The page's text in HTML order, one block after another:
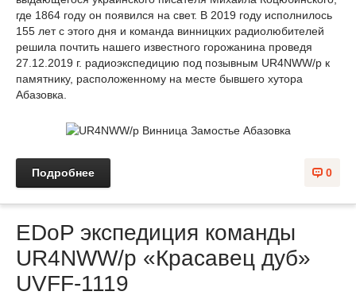
где 1864 году он появился на свет. В 2019 году исполнилось
155 лет с этого дня и команда винницких радиолюбителей
решила почтить нашего известного горожанина проведя
27.12.2019 г. радиоэкспедицию под позывным UR4NWW/p к
памятнику, расположенному на месте бывшего хутора
Абазовка.
0
Подробнее
EDoP экспедиция команды
UR4NWW/p «Красавец дуб»
UVFF-1119